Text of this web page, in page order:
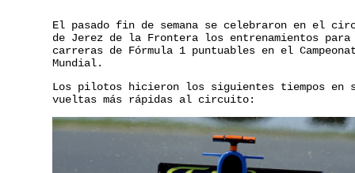
El pasado fin de semana se celebraron en el
de Jerez de la Frontera los entrenamientos
carreras de Fórmula 1 puntuables en el
Mundial.
Los pilotos hicieron los siguientes tiempos en
vueltas más rápidas al circuito: